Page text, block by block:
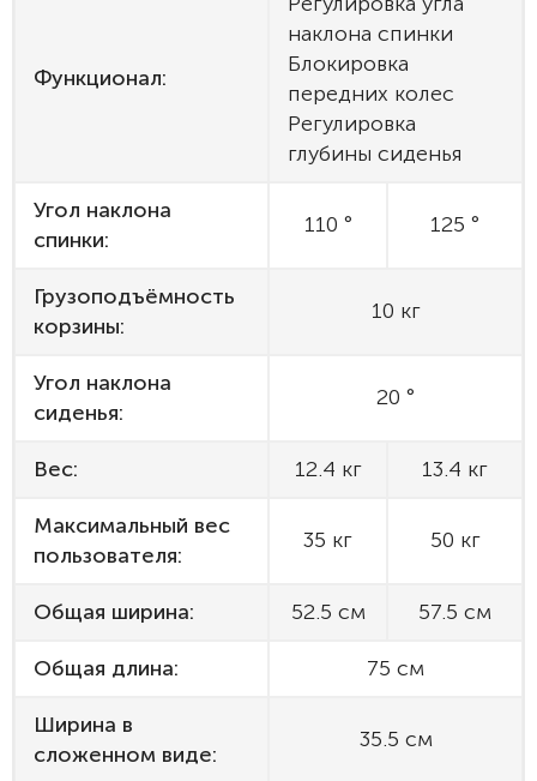
Функционал:
наклона спинки
Блокировка
передних колес
Регулировка
глубины сиденья
Угол наклона
спинки:
110 ° 125 °
Грузоподъёмность
корзины:
10 кг
Угол наклона
сиденья:
20 °
Вес: 12.4 кг 13.4 кг
Максимальный вес
пользователя:
35 кг 50 кг
Общая ширина: 52.5 см 57.5 см
Общая длина: 75 см
Ширина в
сложенном виде:
35.5 см